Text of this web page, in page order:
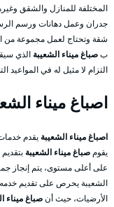
المختلفة للمنازل والشقق
جدران وعمل دهانات ورسم
شقة وتحتاج لعمل مجموعة من
بصباغ ميناء الشعيبة الذي
التزام لا مثيل له في المواعيد
اصباغ ميناء
اصباغ ميناء الشعيبة يقدم
يقوم صباغ ميناء الشعيبة
على أعلى مستوى، يتم إنجاز
الشعيبة يحرص على تقديم خدمه
الأرضيات، حيث أنصباغ ميناء